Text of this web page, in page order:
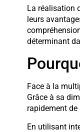
La réalisation
leurs
déterminant
Face à la
Grâce à sa
rapidement de
En utilisant